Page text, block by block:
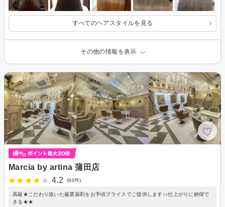
すべてのヘアスタイルを見る
その他の情報を表示
Marcia by artina 蒲田店
4.2
(93件)
高級★こだわり抜いた厳選薬剤をお手頃プライスでご提供します♪♪仕上がりに納得で
きる★★